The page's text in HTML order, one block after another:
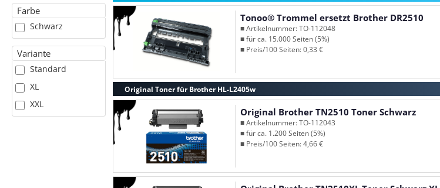
Farbe
Schwarz
Variante
Standard
XL
XXL
Tonoo® Trommel ersetzt Brother DR2510
■ Artikelnummer: TO-112048
■ für ca. 15.000 Seiten (5%)
■ Preis/100 Seiten: 0,33 €
Original Toner für Brother HL-L2405w
Original Brother TN2510 Toner Schwarz
■ Artikelnummer: TO-112043
■ für ca. 1.200 Seiten (5%)
■ Preis/100 Seiten: 4,66 €